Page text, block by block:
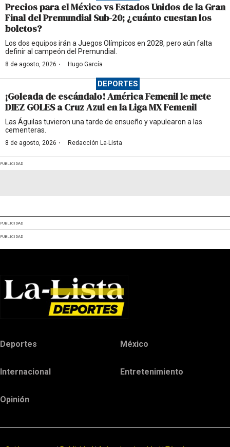
Precios para el México vs Estados Unidos de la Gran
Final del Premundial Sub-20; ¿cuánto cuestan los
boletos?
Los dos equipos irán a Juegos Olímpicos en 2028, pero aún falta
definir al campeón del Premundial.
8 de agosto, 2026 · Hugo García
DEPORTES
¡Goleada de escándalo! América Femenil le mete
DIEZ GOLES a Cruz Azul en la Liga MX Femenil
Las Águilas tuvieron una tarde de ensueño y vapulearon a las
cementeras.
8 de agosto, 2026 · Redacción La-Lista
PUBLICIDAD
PUBLICIDAD
PUBLICIDAD
Deportes México
Internacional Entretenimiento
Opinión